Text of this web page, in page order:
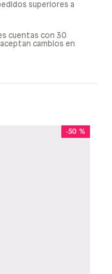
superiores a
cuentas con 30
cambios en
-50 %